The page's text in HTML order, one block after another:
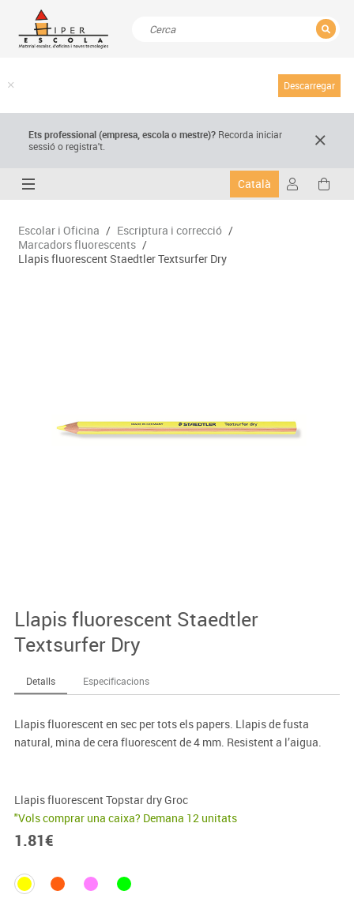
Descarregar
Ets professional (empresa,escola o mestre)? Recorda iniciar
sessió o registra't.
Català
Escolar i Oficina / Escriptura i correcció /
Marcadors fluorescents /
Llapis fluorescent Staedtler Textsurfer Dry
Llapis fluorescent Staedtler
Textsurfer Dry
Detalls Especificacions
Llapis fluorescent en sec per tots els papers. Llapis de fusta
natural, mina de cera fluorescent de 4 mm. Resistent a l’aigua.
Llapis fluorescent Topstar dry Groc
"Vols comprar una caixa? Demana 12 unitats
1.81€